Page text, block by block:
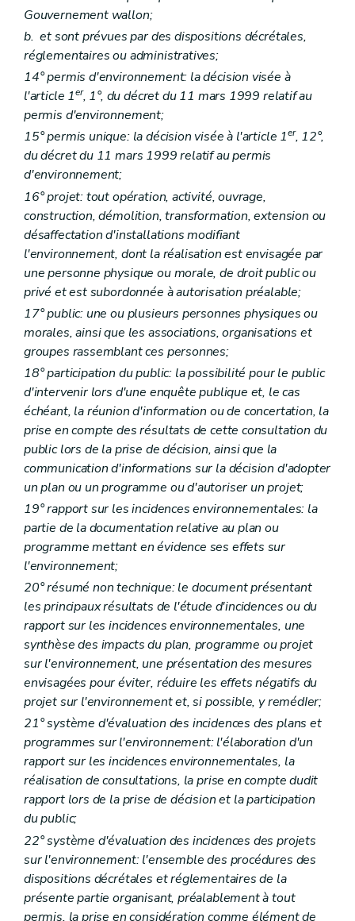
Art. D 168
Art. D 169
Art. D 169bis
Titre VII Fonds pour la Protection de l'Environnement – Décret du 5 juin 2008, art. 2)
Art. D 170
Titre VIII Coordination de la politique criminelle environnementale – Décret du 5 juin 2008, art. 2)
Art. D 171
Section PARTIE REGLEMENTAIRE
Partie première
Principes du droit de l'environnement et définitions générales
Titre premier Principes
Titre II Définitions
Art. R1
Art. R 2
Partie II Instance consultative
Art. R 3
Art. R 4
Art. R 5
Art. R 7
Art. R 8
Art. R 9
Art. R 10
Art. R 11
Art. R 12
Art. R 13
Art. R 14
Art. R 15
Art. R 16
Partie III Information et sensibilisation en matière d'environnement
Titre premier Accès à l'information relative à l'environnement
Chapitre premier
Modèle de document
Art. R 17
Chapitre II (Commission de recours– AGW du 13 juillet 2006, art. 1
Art. R 18
Art. R 19
Art. R 20
Art. R 21
Art. R 22
Art. R 23
Art. R 24
Art. R 25
Art. R 26
Art. R 27
Art. R 28
Art. R 29
Art. R 30
Art. R 31
Art. R 32
Art. R 33
Titre II Initiation à l'environnement
Art. R 34
Art. R 35
Art. R 36
Art. R 37
Art. R 38
Art. R 39
Art. R 40
Art. R 41
Titre III Participation du public en matière d'environnement
Chapitre premier De la réunion d'information
Art. R41-1
Gouvernement wallon;
b. et sont prévues par des dispositions décrétales,
réglementaires ou administratives;
14° permis d'environnement: la décision visée à
l'article 1er, 1°, du décret du 11 mars 1999 relatif au
permis d'environnement;
15° permis unique: la décision visée à l'article 1er, 12°,
du décret du 11 mars 1999 relatif au permis
d'environnement;
16° projet: tout opération, activité, ouvrage,
construction, démolition, transformation, extension ou
désaffectation d'installations modifiant
l'environnement, dont la réalisation est envisagée par
une personne physique ou morale, de droit public ou
privé et est subordonnée à autorisation préalable;
17° public: une ou plusieurs personnes physiques ou
morales, ainsi que les associations, organisations et
groupes rassemblant ces personnes;
18° participation du public: la possibilité pour le public
d'intervenir lors d'une enquête publique et, le cas
échéant, la réunion d'information ou de concertation, la
prise en compte des résultats de cette consultation du
public lors de la prise de décision, ainsi que la
communication d'informations sur la décision d'adopter
un plan ou un programme ou d'autoriser un projet;
19° rapport sur les incidences environnementales: la
partie de la documentation relative au plan ou
programme mettant en évidence ses effets sur
l'environnement;
20° résumé non technique: le document présentant
les principaux résultats de l'étude d'incidences ou du
rapport sur les incidences environnementales, une
synthèse des impacts du plan, programme ou projet
sur l'environnement, une présentation des mesures
envisagées pour éviter, réduire les effets négatifs du
projet sur l'environnement et, si possible, y remédIer;
21° système d'évaluation des incidences des plans et
programmes sur l'environnement: l'élaboration d'un
rapport sur les incidences environnementales, la
réalisation de consultations, la prise en compte dudit
rapport lors de la prise de décision et la participation
du public;
22° système d'évaluation des incidences des projets
sur l'environnement: l'ensemble des procédures des
dispositions décrétales et réglementaires de la
présente partie organisant, préalablement à tout
permis, la prise en considération comme élément de